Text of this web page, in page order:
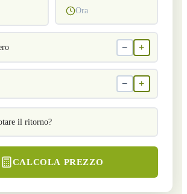
Ora
− +
− +
il ritorno?
CALCOLA PREZZO